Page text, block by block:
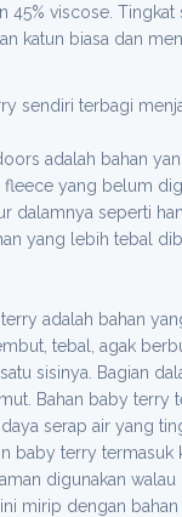
45% viscose. Tingkat
katun biasa dan
sendiri terbagi
adalah bahan
fleece yang belum
dalamnya seperti
yang lebih tebal
adalah bahan
tebal, agak
sisinya. Bagian
Bahan baby terry
serap air yang
baby terry termasuk
digunakan walau
mirip dengan bahan